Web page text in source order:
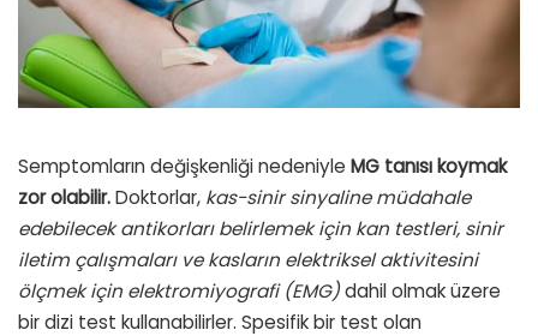
Semptomların değişkenliği nedeniyle MG tanısı koymak
zor olabilir.Doktorlar, kas-sinir sinyaline müdahale
edebilecek antikorları belirlemek için kan testleri, sinir
iletim çalışmaları ve kasların elektriksel aktivitesini
ölçmek için elektromiyografi (EMG)dahil olmak üzere
bir dizi test kullanabilirler. Spesifik bir test olan